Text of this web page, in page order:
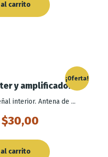
al carrito
¡Oferta!
y amplificadores
interior. Antena de ...
$30,00
al carrito